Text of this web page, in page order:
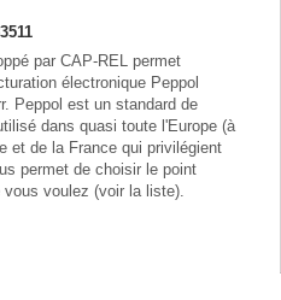
par CAP-REL permet
électronique Peppol
Peppol est un standard de
dans quasi toute l'Europe (à
et de la France qui privilégient
permet de choisir le point
voulez (voir la liste).